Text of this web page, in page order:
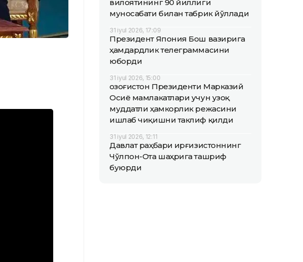
вилоятининг 90 йиллиги
муносабати билан табрик йўллади
31 iyul 2026, 17:09
Президент Япония Бош вазирига
ҳамдардлик телеграммасини
юборди
31 iyul 2026, 15:00
Қозоғистон Президенти Марказий
Осиё мамлакатлари учун узоқ
муддатли ҳамкорлик режасини
ишлаб чиқишни таклиф қилди
31 iyul 2026, 12:11
Давлат раҳбари Қирғизистоннинг
Чўлпон-Ота шаҳрига ташриф
буюрди